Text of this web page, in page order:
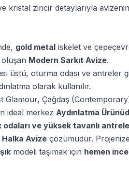
kristal zincir detaylarıyla
gold metal iskelet ve
oluşan Modern Sarkıt Avize.
üstü, oturma odası ve antreler
olarak kullanılır.
Glamour, Çağdaş
ideal merkez Aydınlatma
odaları ve yüksek tavanlı
Avize çözümüdür. Projenize
şık modeli taşımak için hemen